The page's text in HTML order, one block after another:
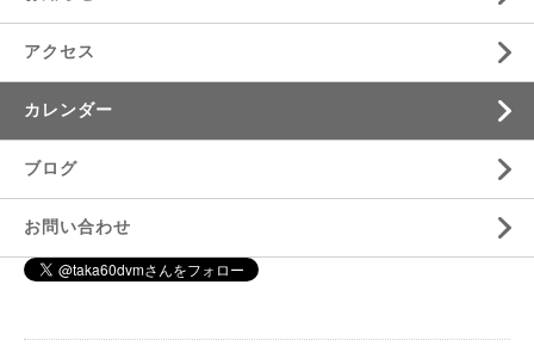
アクセス
カレンダー
ブログ
お問い合わせ